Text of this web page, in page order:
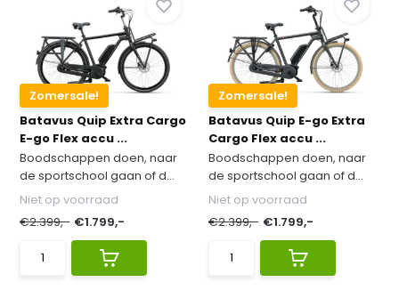
Zomersale!
Batavus Quip Extra Cargo
E-go Flex accu ...
Boodschappen doen, naar
de sportschool gaan of d...
Niet op voorraad
€2.399,- €1.799,-
Zomersale!
Batavus Quip E-go Extra
Cargo Flex accu ...
Boodschappen doen, naar
de sportschool gaan of d...
Niet op voorraad
€2.399,- €1.799,-